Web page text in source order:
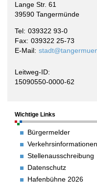
Lange Str. 61
39590 Tangermünde
Tel
039322 93-0
Fax 039322 25-73
E-Mail
Leitweg-ID:
15090550-0000-62
Wichtige Links
Bürgermelder
Verkehrsinformationen
Stellenausschreibung
Datenschutz
Hafenbühne 2026